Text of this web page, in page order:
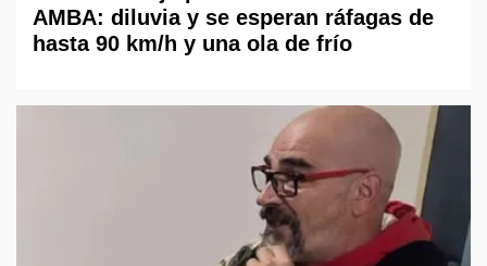
AMBA: diluvia y se esperan ráfagas de
hasta 90 km/h y una ola de frío